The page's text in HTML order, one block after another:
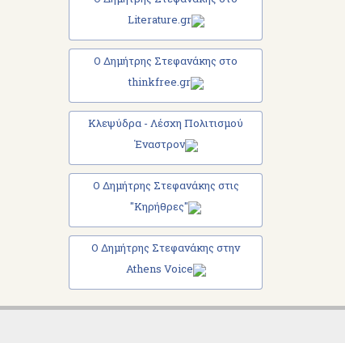
Literature.gr
Ο Δημήτρης Στεφανάκης στο
thinkfree.gr
Κλεψύδρα - Λέσχη Πολιτισμού
Έναστρον
Ο Δημήτρης Στεφανάκης στις
"Κηρήθρες"
Ο Δημήτρης Στεφανάκης στην
Athens Voice